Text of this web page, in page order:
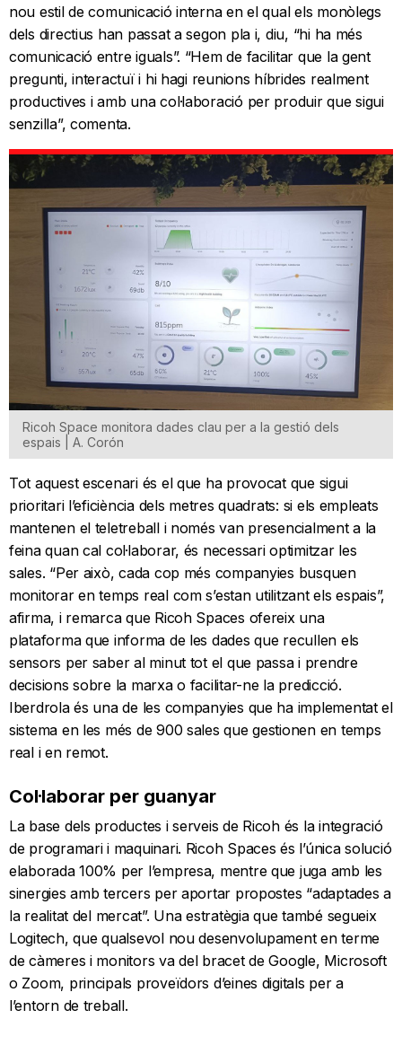
nou estil de comunicació interna en el qual els monòlegs
dels directius han passat a segon pla i, diu, “hi ha més
comunicació entre iguals”. “Hem de facilitar que la gent
pregunti, interactuï i hi hagi reunions híbrides realment
productives i amb una col·laboració per produir que sigui
senzilla”, comenta.
Ricoh Space monitora dades clau per a la gestió dels
espais | A. Corón
Tot aquest escenari és el que ha provocat que sigui
prioritari l’eficiència dels metres quadrats: si els empleats
mantenen el teletreball i només van presencialment a la
feina quan cal col·laborar, és necessari optimitzar les
sales. “Per això, cada cop més companyies busquen
monitorar en temps real com s’estan utilitzant els espais”,
afirma, i remarca que Ricoh Spaces ofereix una
plataforma que informa de les dades que recullen els
sensors per saber al minut tot el que passa i prendre
decisions sobre la marxa o facilitar-ne la predicció.
Iberdrola és una de les companyies que ha implementat el
sistema en les més de 900 sales que gestionen en temps
real i en remot.
Col·laborar per guanyar
La base dels productes i serveis de Ricoh és la integració
de programari i maquinari. Ricoh Spaces és l’única solució
elaborada 100% per l’empresa, mentre que juga amb les
sinergies amb tercers per aportar propostes “adaptades a
la realitat del mercat”. Una estratègia que també segueix
Logitech, que qualsevol nou desenvolupament en terme
de càmeres i monitors va del bracet de Google, Microsoft
o Zoom, principals proveïdors d’eines digitals per a
l’entorn de treball.